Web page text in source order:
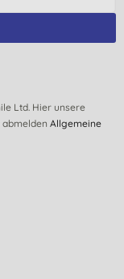
Ltd. Hier unsere
Allgemeine